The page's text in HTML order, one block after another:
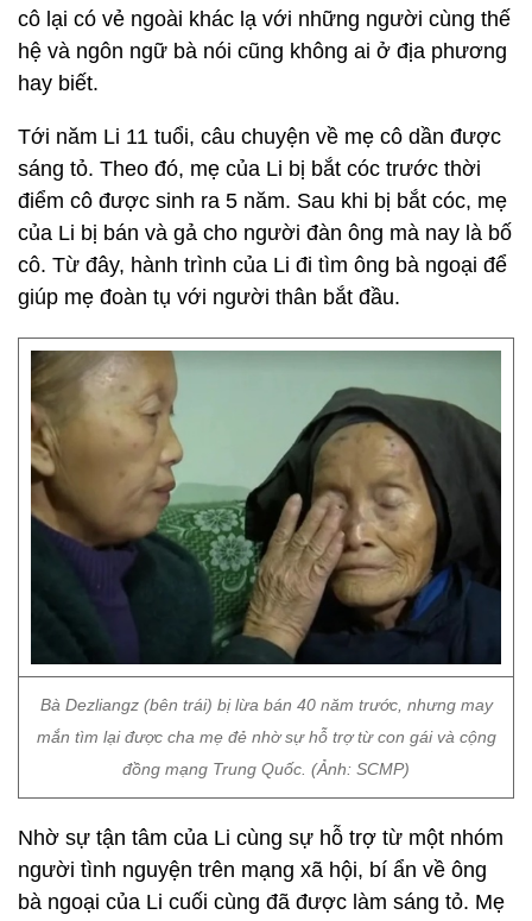
cô lại có vẻ ngoài khác lạ với những người cùng thế
hệ và ngôn ngữ bà nói cũng không ai ở địa phương
hay biết.
Tới năm Li 11 tuổi, câu chuyện về mẹ cô dần được
sáng tỏ. Theo đó, mẹ của Li bị bắt cóc trước thời
điểm cô được sinh ra 5 năm. Sau khi bị bắt cóc, mẹ
của Li bị bán và gả cho người đàn ông mà nay là bố
cô. Từ đây, hành trình của Li đi tìm ông bà ngoại để
giúp mẹ đoàn tụ với người thân bắt đầu.
Bà Dezliangz (bên trái) bị lừa bán 40 năm trước, nhưng may
mắn tìm lại được cha mẹ đẻ nhờ sự hỗ trợ từ con gái và cộng
đồng mạng Trung Quốc. (Ảnh: SCMP)
Nhờ sự tận tâm của Li cùng sự hỗ trợ từ một nhóm
người tình nguyện trên mạng xã hội, bí ẩn về ông
bà ngoại của Li cuối cùng đã được làm sáng tỏ. Mẹ